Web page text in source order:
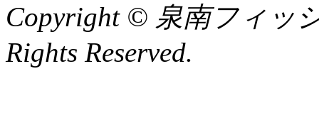
Copyright © 泉南フィッ
Rights Reserved.